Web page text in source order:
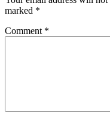
marked *
Comment *